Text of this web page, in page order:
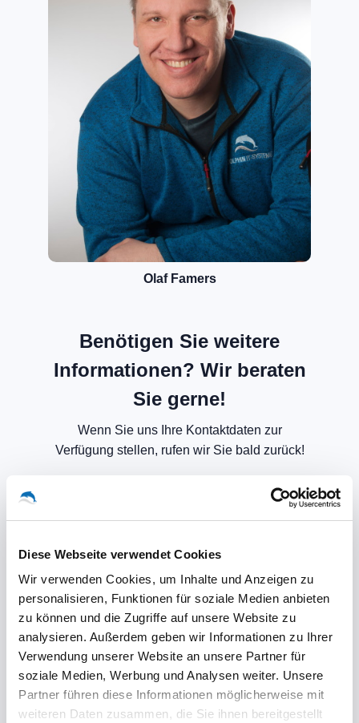
Diese Webseite verwendet Cookies
Wir verwenden Cookies, um Inhalte und Anzeigen zu
personalisieren, Funktionen für soziale Medien anbieten
zu können und die Zugriffe auf unsere Website zu
analysieren. Außerdem geben wir Informationen zu Ihrer
Verwendung unserer Website an unsere Partner für
soziale Medien, Werbung und Analysen weiter. Unsere
Partner führen diese Informationen möglicherweise mit
weiteren Daten zusammen, die Sie ihnen bereitgestellt
Olaf Famers
Benötigen Sie weitere
Informationen? Wir beraten
Sie gerne!
Wenn Sie uns Ihre Kontaktdaten zur
Verfügung stellen, rufen wir Sie bald zurück!
Mit dem Absenden des Formulars
akzeptieren Sie unsere
Datenschutzbestimmungen.